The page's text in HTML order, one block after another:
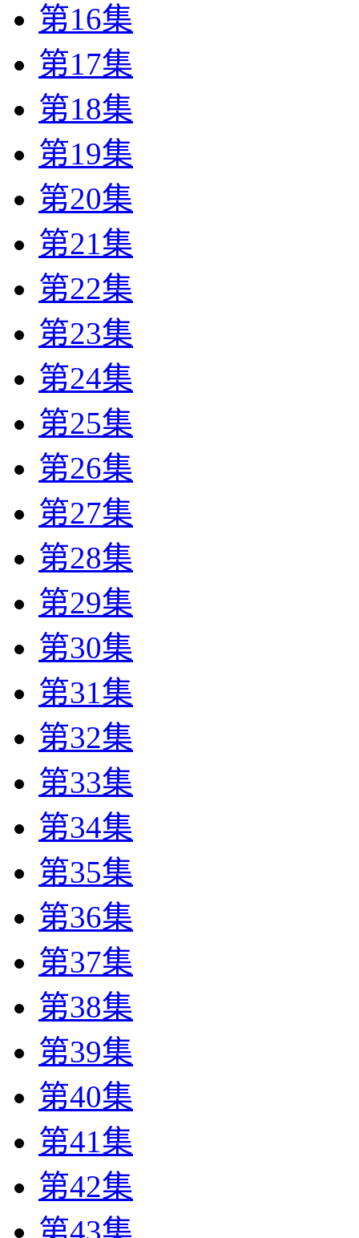
第16集
第17集
第18集
第19集
第20集
第21集
第22集
第23集
第24集
第25集
第26集
第27集
第28集
第29集
第30集
第31集
第32集
第33集
第34集
第35集
第36集
第37集
第38集
第39集
第40集
第41集
第42集
第43集